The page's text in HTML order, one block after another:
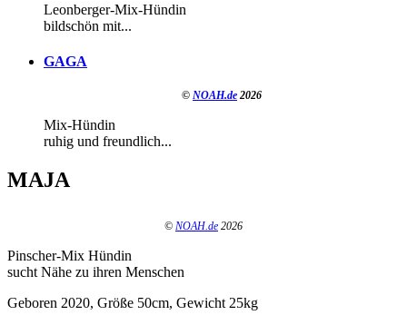
Leonberger-Mix-Hündin
bildschön mit...
GAGA
© NOAH.de 2026
Mix-Hündin
ruhig und freundlich...
MAJA
© NOAH.de 2026
Pinscher-Mix Hündin
sucht Nähe zu ihren Menschen
Geboren 2020, Größe 50cm, Gewicht 25kg